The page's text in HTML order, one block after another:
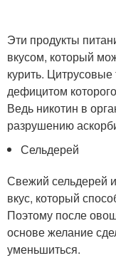
Эти продукты
вкусом, который
курить.
дефицитом
Ведь никотин в
разрушению
Сельдерей
Свежий сельдерей
вкус, который
Поэтому после
основе желание
уменьшиться.